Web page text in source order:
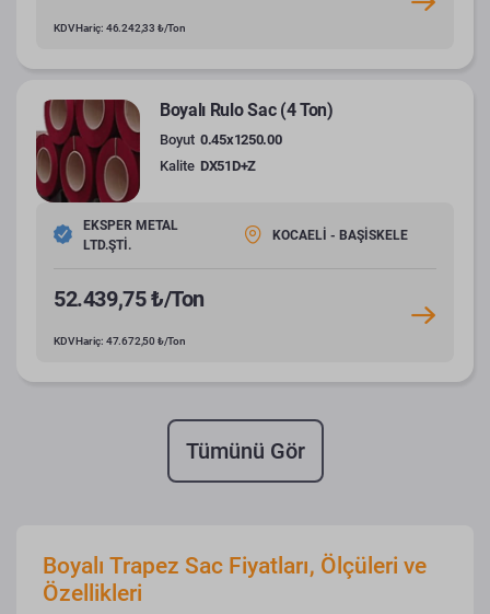
KDV Hariç: 46.242,33 ₺/Ton
Boyalı Rulo Sac (4 Ton)
Boyut 0.45x1250.00
Kalite DX51D+Z
EKSPER METAL
LTD.ŞTİ.
KOCAELİ - BAŞİSKELE
52.439,75 ₺/Ton
KDV Hariç: 47.672,50 ₺/Ton
Tümünü Gör
Boyalı Trapez Sac Fiyatları, Ölçüleri ve
Özellikleri